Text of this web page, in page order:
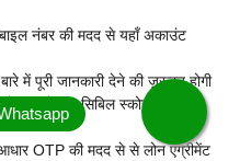
नंबर की मदद से यहाँ अकाउंट
में पूरी जानकारी देने की ज़रूरत होगी
आपको कम सिबिल स्कोर लोन का
OTP की मदद से से लोन एग्रीमेंट